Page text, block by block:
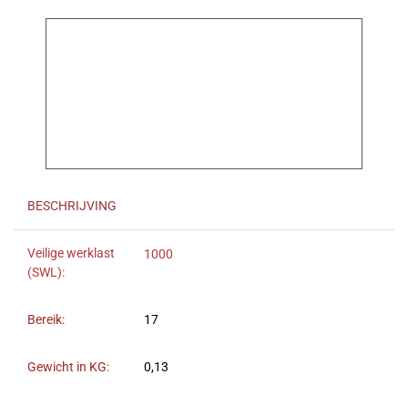
BESCHRIJVING
Veilige werklast
(SWL):
1000
Bereik: 17
Gewicht in KG: 0,13